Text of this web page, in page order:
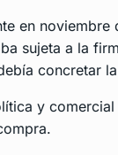
en
sujeta a la
concretar
y